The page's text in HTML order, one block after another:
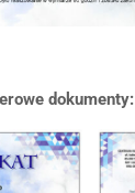
dokumenty: